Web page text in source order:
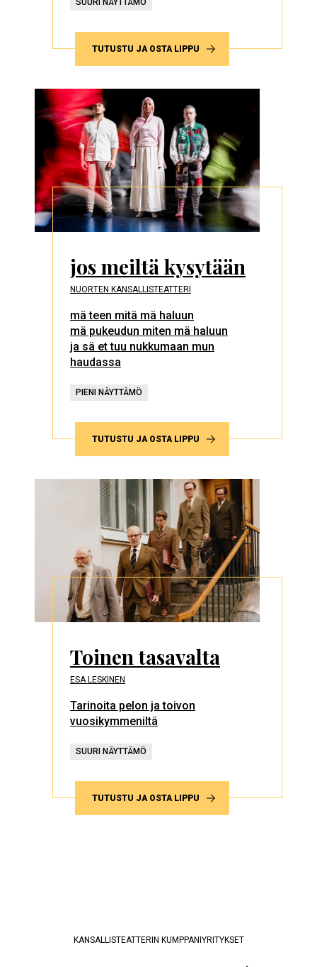
SUURI NÄYTTÄMÖ
TUTUSTU JA OSTA LIPPU
jos meiltä kysytään
NUORTEN KANSALLISTEATTERI
mä teen mitä mä haluun
mä pukeudun miten mä haluun
ja sä et tuu nukkumaan mun
haudassa
PIENI NÄYTTÄMÖ
TUTUSTU JA OSTA LIPPU
Toinen tasavalta
ESA LESKINEN
Tarinoita pelon ja toivon
vuosikymmeniltä
SUURI NÄYTTÄMÖ
TUTUSTU JA OSTA LIPPU
KANSALLISTEATTERIN KUMPPANIYRITYKSET